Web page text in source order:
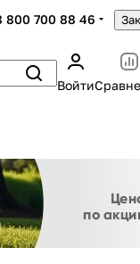
800 700 88 46
Войти